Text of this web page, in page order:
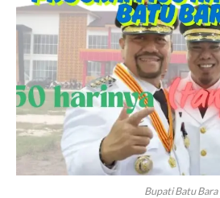
Bupati Batu Bara